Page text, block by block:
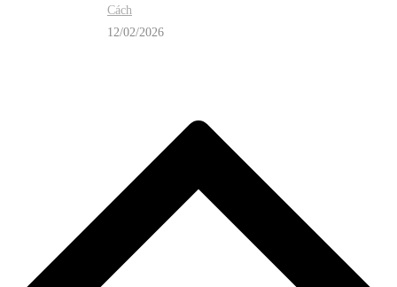
Cách
12/02/2026